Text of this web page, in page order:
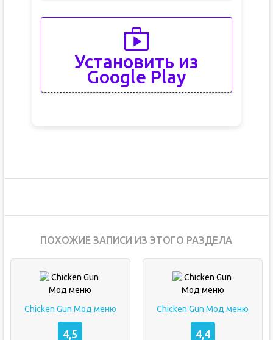
Установить из
Google Play
ПОХОЖИЕ ЗАПИСИ ИЗ ЭТОГО РАЗДЕЛА
Chicken Gun Мод меню
4,5
Chicken Gun Мод меню
4,4